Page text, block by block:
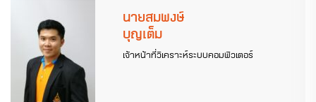
นายสมพงษ์
บุญเต็ม
เจ้าหน้าที่วิเคราะห์ระบบคอมพิวเตอร์